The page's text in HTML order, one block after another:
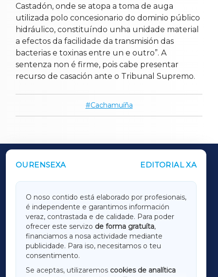
Castadón, onde se atopa a toma de auga
utilizada polo concesionario do dominio público
hidráulico, constituíndo unha unidade material
a efectos da facilidade da transmisión das
bacterias e toxinas entre un e outro”. A
sentenza non é firme, pois cabe presentar
recurso de casación ante o Tribunal Supremo.
Cachamuíña
OURENSEXA EDITORIAL XA
O noso contido está elaborado por profesionais,
é independente e garantimos información
veraz, contrastada e de calidade. Para poder
ofrecer este servizo de forma gratuíta,
financiamos a nosa actividade mediante
publicidade. Para iso, necesitamos o teu
consentimento.
Se aceptas, utilizaremos cookies de analítica
OUTROS PERIÓDICOS
LUGOXA
TERRACHAXA